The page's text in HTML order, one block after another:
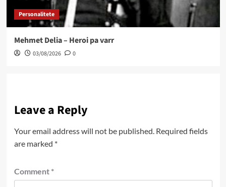
Personalitete
Mehmet Delia – Heroi pa varr
03/08/2026 0
Leave a Reply
Your email address will not be published. Required fields
are marked *
Comment *